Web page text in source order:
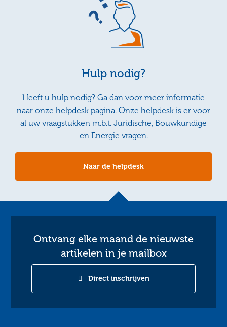
Hulp nodig?
Heeft u hulp nodig? Ga dan voor meer informatie
naar onze helpdesk pagina. Onze helpdesk is er voor
al uw vraagstukken m.b.t. Juridische, Bouwkundige
en Energie vragen.
Naar de helpdesk
Ontvang elke maand de nieuwste
artikelen in je mailbox
Direct inschrijven